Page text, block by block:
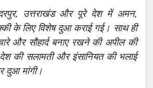
उत्तराखंड और पूरे देश में अमन,
के लिए विशेष दुआ कराई गई। साथ ही
और सौहार्द बनाए रखने की अपील की
की सलामती और इंसानियत की भलाई
दुआ मांगी।